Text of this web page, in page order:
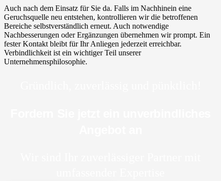
Auch nach dem Einsatz für Sie da. Falls im Nachhinein eine
Geruchsquelle neu entstehen, kontrollieren wir die betroffenen
Bereiche selbstverständlich erneut. Auch notwendige
Nachbesserungen oder Ergänzungen übernehmen wir prompt. Ein
fester Kontakt bleibt für Ihr Anliegen jederzeit erreichbar.
Verbindlichkeit ist ein wichtiger Teil unserer
Unternehmensphilosophie.